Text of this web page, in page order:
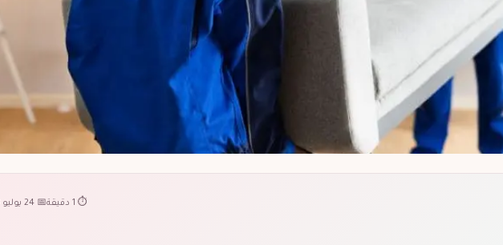
⏱ 1 دقيقة 📅 24 يوليو 2023